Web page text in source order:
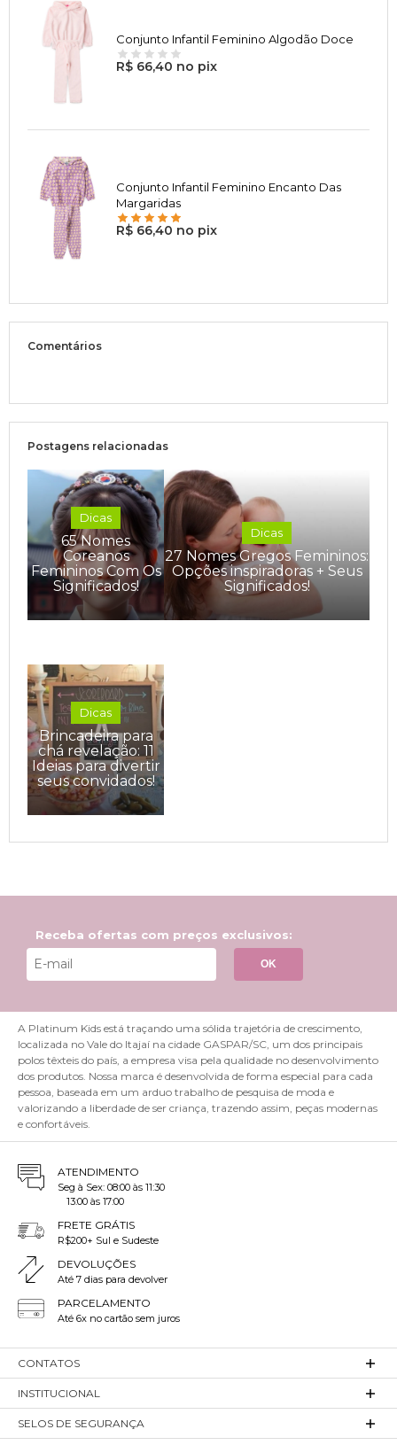
Conjunto Infantil Feminino Algodão Doce
R$ 66,40 no pix
Conjunto Infantil Feminino Encanto Das
Margaridas
R$ 66,40 no pix
Comentários
Postagens relacionadas
Dicas
27 Nomes Gregos Femininos:
Opções inspiradoras + Seus
Significados!
Dicas
65 Nomes
Coreanos
Femininos Com Os
Significados!
Dicas
Brincadeira para
chá revelação: 11
Ideias para divertir
seus convidados!
Receba ofertas com preços exclusivos:
OK
A Platinum Kids está traçando uma sólida trajetória de crescimento,
localizada no Vale do Itajaí na cidade GASPAR/SC, um dos principais
polos têxteis do país, a empresa visa pela qualidade no desenvolvimento
dos produtos. Nossa marca é desenvolvida de forma especial para cada
pessoa, baseada em um arduo trabalho de pesquisa de moda e
valorizando a liberdade de ser criança, trazendo assim, peças modernas
e confortáveis.
ATENDIMENTO
Seg à Sex: 08:00 às 11:30
13:00 às 17:00
FRETE GRÁTIS
R$200+ Sul e Sudeste
DEVOLUÇÕES
Até 7 dias para devolver
PARCELAMENTO
Até 6x no cartão sem juros
CONTATOS
INSTITUCIONAL
SELOS DE SEGURANÇA